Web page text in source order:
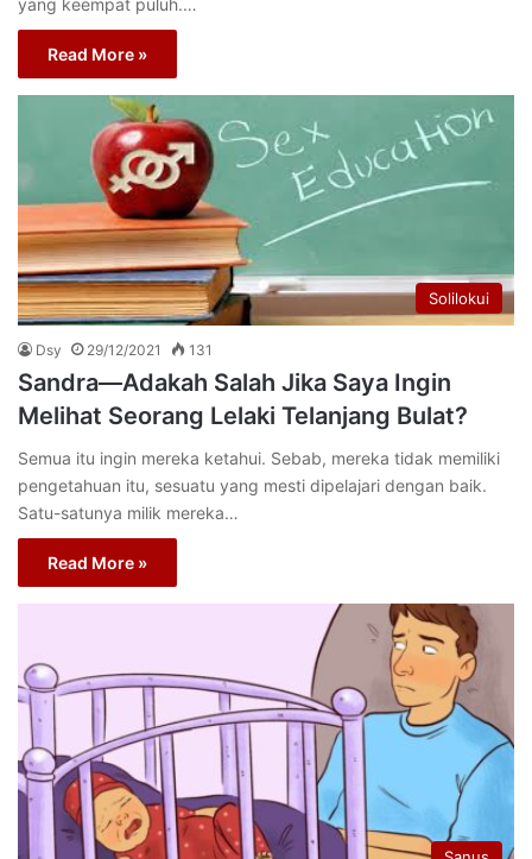
yang keempat puluh.…
Read More »
Solilokui
Dsy 29/12/2021 131
Sandra—Adakah Salah Jika Saya Ingin
Melihat Seorang Lelaki Telanjang Bulat?
Semua itu ingin mereka ketahui. Sebab, mereka tidak memiliki
pengetahuan itu, sesuatu yang mesti dipelajari dengan baik.
Satu-satunya milik mereka…
Read More »